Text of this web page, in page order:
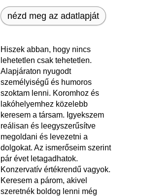
nézd meg az adatlapját
Hiszek abban, hogy nincs
lehetetlen csak tehetetlen.
Alapjáraton nyugodt
személyiségű és humoros
szoktam lenni. Koromhoz és
lakóhelyemhez közelebb
keresem a társam. Igyekszem
reálisan és leegyszerűsítve
megoldani és levezetni a
dolgokat. Az ismerőseim szerint
pár évet letagadhatok.
Konzervatív értékrendű vagyok.
Keresem a párom, akivel
szeretnék boldog lenni még